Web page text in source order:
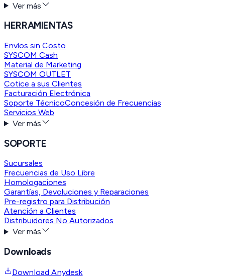
Ver más
HERRAMIENTAS
Envíos sin Costo
SYSCOM Cash
Material de Marketing
SYSCOM OUTLET
Cotice a sus Clientes
Facturación Electrónica
Soporte TécnicoConcesión de Frecuencias
Servicios Web
Ver más
SOPORTE
Sucursales
Frecuencias de Uso Libre
Homologaciones
Garantías, Devoluciones y Reparaciones
Pre-registro para Distribución
Atención a Clientes
Distribuidores No Autorizados
Ver más
Downloads
Download Anydesk